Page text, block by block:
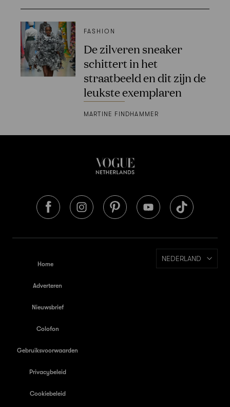
FASHION
De zilveren sneaker
schittert in het
straatbeeld en dit zijn de
leukste exemplaren
MARTINE FINDHAMMER
Home
Adverteren
Nieuwsbrief
Colofon
Gebruiksvoorwaarden
Privacybeleid
Cookiebeleid
NEDERLAND